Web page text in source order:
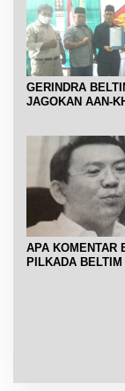
GERINDRA
JAGOKAN AAN-
APA KOMENTAR BTP SOAL
PILKADA BELTIM